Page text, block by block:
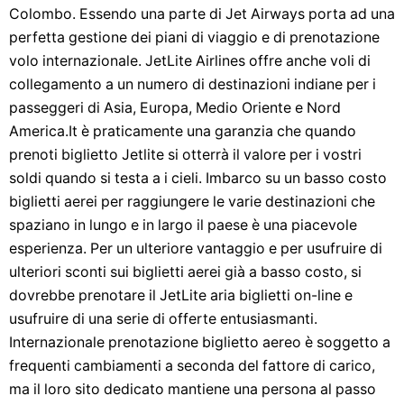
Colombo. Essendo una parte di Jet Airways porta ad una
perfetta gestione dei piani di viaggio e di prenotazione
volo internazionale. JetLite Airlines offre anche voli di
collegamento a un numero di destinazioni indiane per i
passeggeri di Asia, Europa, Medio Oriente e Nord
America.It è praticamente una garanzia che quando
prenoti biglietto Jetlite si otterrà il valore per i vostri
soldi quando si testa a i cieli. Imbarco su un basso costo
biglietti aerei per raggiungere le varie destinazioni che
spaziano in lungo e in largo il paese è una piacevole
esperienza. Per un ulteriore vantaggio e per usufruire di
ulteriori sconti sui biglietti aerei già a basso costo, si
dovrebbe prenotare il JetLite aria biglietti on-line e
usufruire di una serie di offerte entusiasmanti.
Internazionale prenotazione biglietto aereo è soggetto a
frequenti cambiamenti a seconda del fattore di carico,
ma il loro sito dedicato mantiene una persona al passo